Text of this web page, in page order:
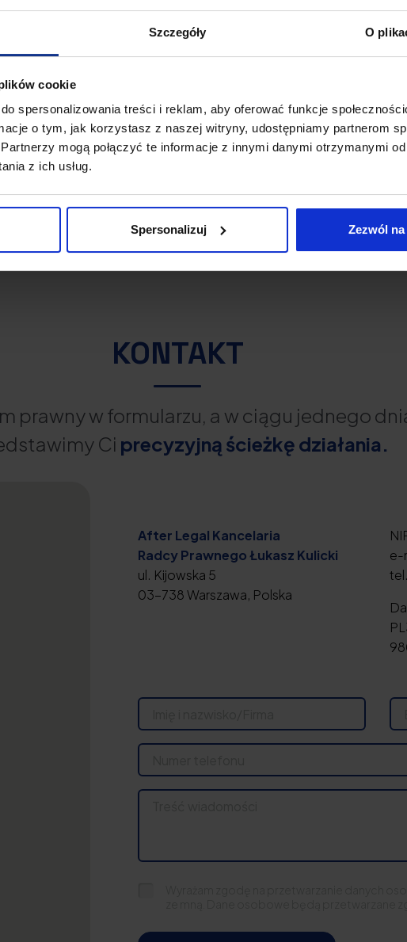
Szczegóły O
cookie
spersonalizowania treści i reklam, aby oferować funkcje
o tym, jak korzystasz z naszej witryny, udostępniamy partnerom
mogą połączyć te informacje z innymi danymi otrzymanymi
z ich usług.
Spersonalizuj Zezwól
do zbycia udziałów,
do zbycia udziałów,
spółki,
KONTAKT
prawny w formularzu, a w ciągu jednego
Ci precyzyjną ścieżkę działania.
After Legal Kancelaria
Radcy Prawnego Łukasz Kulicki
ul. Kijowska 5
03-738 Warszawa, Polska
e-
tel.